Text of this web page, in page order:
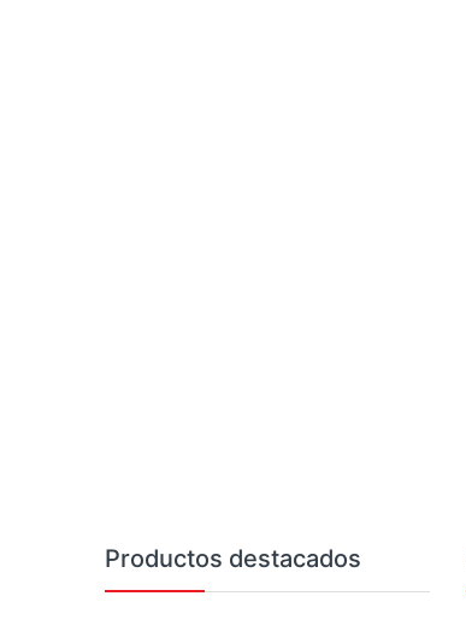
Brands Carousel
Productos destacados